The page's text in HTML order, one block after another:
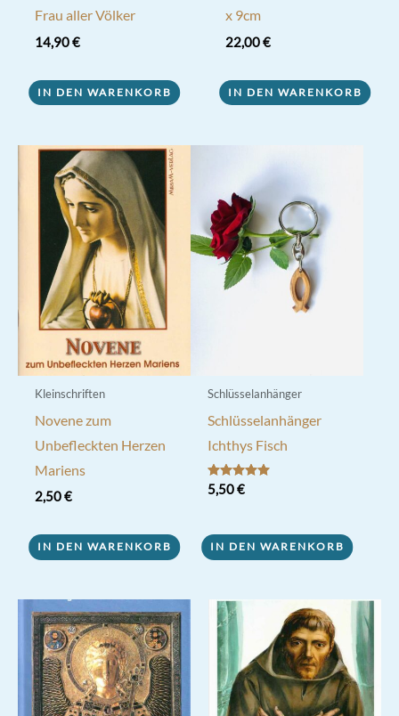
Frau aller Völker
14,90€
IN DEN WARENKORB
x 9cm
22,00€
IN DEN WARENKORB
Kleinschriften
Novene zum
Unbefleckten Herzen
Mariens
2,50€
IN DEN WARENKORB
Schlüsselanhänger
Schlüsselanhänger
Ichthys Fisch
Bewertet mit
5.00
5,50€
IN DEN WARENKORB